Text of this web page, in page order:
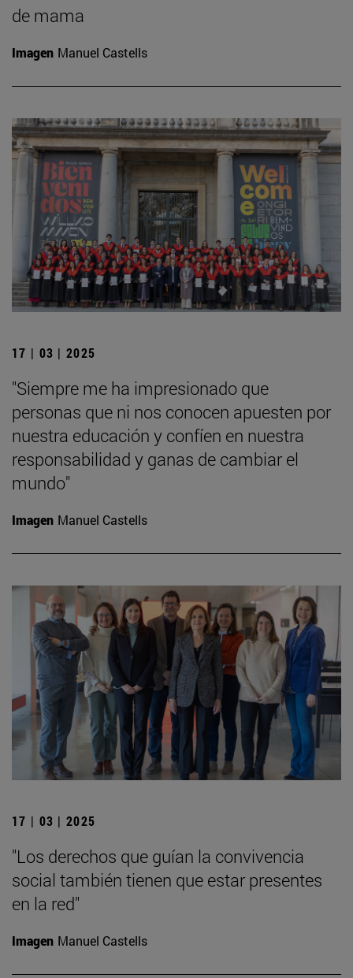
de mama
Imagen Manuel Castells
17 | 03 | 2025
"Siempre me ha impresionado que
personas que ni nos conocen apuesten por
nuestra educación y confíen en nuestra
responsabilidad y ganas de cambiar el
mundo"
Imagen Manuel Castells
17 | 03 | 2025
"Los derechos que guían la convivencia
social también tienen que estar presentes
en la red"
Imagen Manuel Castells